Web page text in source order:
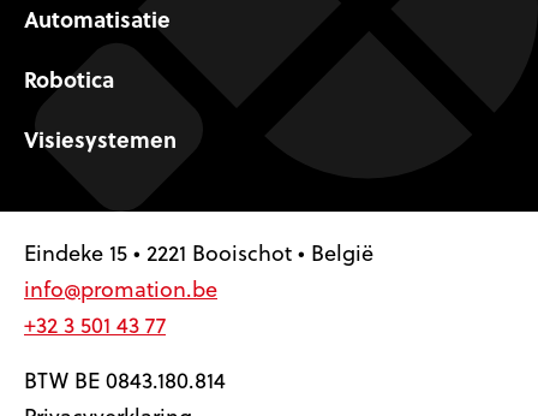
Automatisatie
Robotica
Visiesystemen
Eindeke 15 • 2221 Booischot • België
info@promation.be
+32 3 501 43 77
BTW BE 0843.180.814